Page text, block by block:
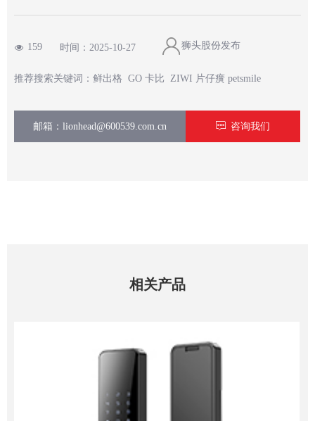
넶 159 时间： 2025-10-27 狮头股份发布
邮箱：lionhead@600539.com.cn ꁳ 咨询我们
推荐搜索关键词：鲜出格 GO 卡比 ZIWI 片仔癀 petsmile
相关产品